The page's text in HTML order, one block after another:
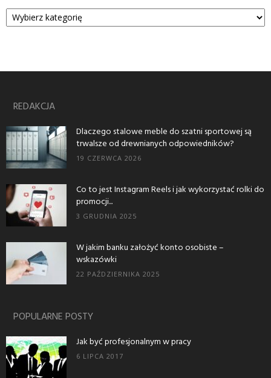
Kategorie
REDAKCJA
Dlaczego stalowe meble do szatni sportowej są
trwalsze od drewnianych odpowiedników?
19 CZERWCA 2026
Co to jest Instagram Reels i jak wykorzystać rolki do
promocji...
3 GRUDNIA 2025
W jakim banku założyć konto osobiste –
wskazówki
22 PAŹDZIERNIKA 2025
POPULARNE POSTY
Jak być profesjonalnym w pracy
6 LIPCA 2017